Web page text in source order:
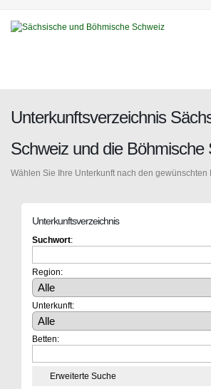
Unterkunftsverzeichnis
Schweiz und die Böhmische
Wählen Sie Ihre Unterkunft nach den gewünschten
Unterkunftsverzeichnis
Suchwort:
Region:
Unterkunft:
Betten:
Erweiterte Suche